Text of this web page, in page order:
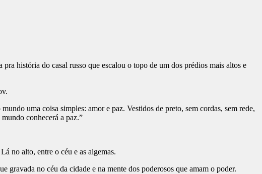
história do casal russo que escalou o topo de um dos prédios mais altos e
uma coisa simples: amor e paz. Vestidos de preto, sem cordas, sem rede,
conhecerá a paz.”
no alto, entre o céu e as algemas.
gravada no céu da cidade e na mente dos poderosos que amam o poder.